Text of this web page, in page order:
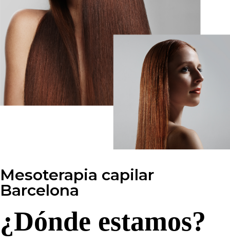
Mesoterapia capilar
Barcelona
¿Dónde estamos?